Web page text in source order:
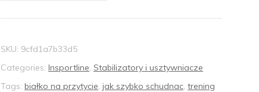
SKU: 9cfd1a7b33d5
Categories: Insportline, Stabilizatory i usztywniacze
Tags: białko na przytycie, jak szybko schudnac, trening